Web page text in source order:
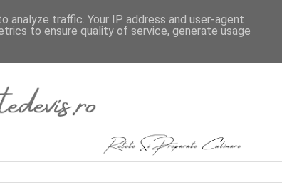
traffic. Your IP address and user-agent
to ensure quality of service, generate usage